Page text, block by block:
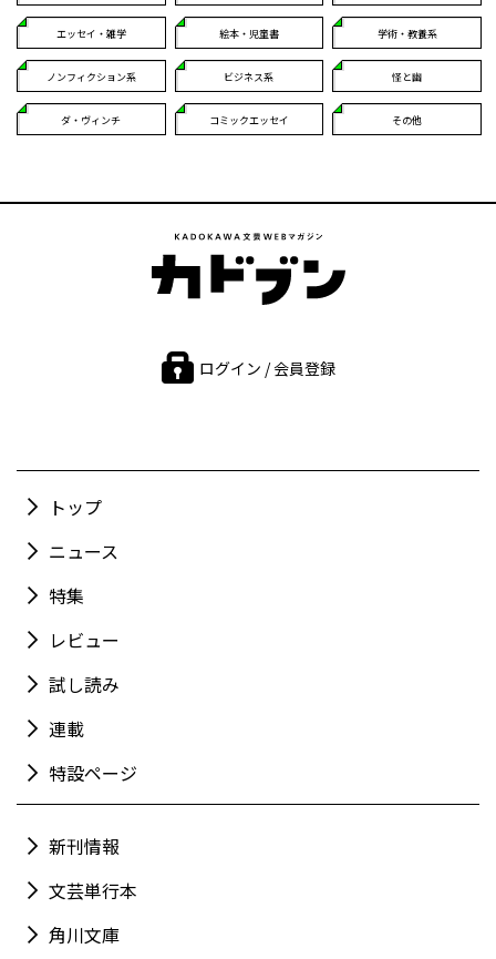
エッセイ・雑学 絵本・児童書 学術・教養系
ノンフィクション系 ビジネス系 怪と幽
ダ・ヴィンチ コミックエッセイ その他
ログイン / 会員登録
トップ
ニュース
特集
レビュー
試し読み
連載
特設ページ
新刊情報
文芸単行本
角川文庫